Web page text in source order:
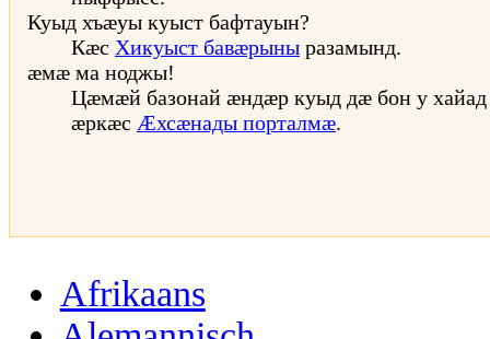
Куыд хъæуы куыст бафтауын?
Кæс Хикуыст бавæрыны разамынд.
æмæ ма ноджы!
Цæмæй базонай æндæр куыд дæ бон у
æркæс Æхсæнады порталмæ.
Afrikaans